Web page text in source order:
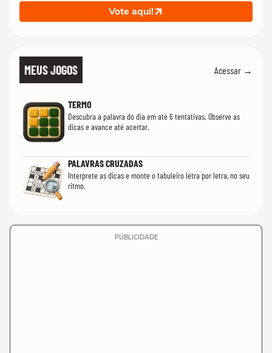
Vote aqui!
MEUS JOGOS Acessar →
TERMO
Descubra a palavra do dia em até 6 tentativas. Observe as
dicas e avance até acertar.
PALAVRAS CRUZADAS
Interprete as dicas e monte o tabuleiro letra por letra, no seu
ritmo.
PUBLICIDADE